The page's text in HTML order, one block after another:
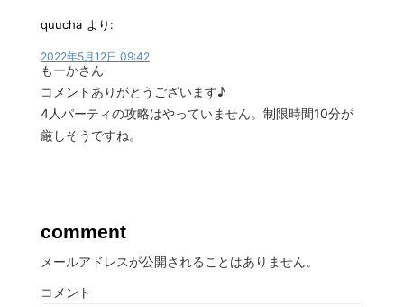
quucha より:
2022年5月12日 09:42
もーかさん
コメントありがとうございます♪
4人パーティの攻略はやっていません。制限時間10分が
厳しそうですね。
comment
メールアドレスが公開されることはありません。
コメント